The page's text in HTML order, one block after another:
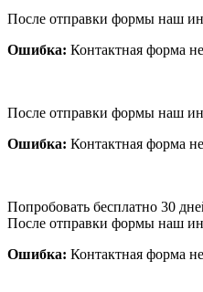
После отправки формы наш
Ошибка: Контактная форма
После отправки формы наш
Ошибка: Контактная форма
Попробовать бесплатно 30
После отправки формы наш
Ошибка: Контактная форма